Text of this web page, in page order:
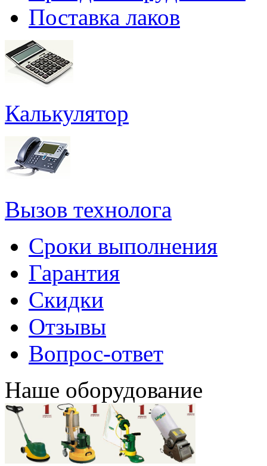
Поставка лаков
Калькулятор
Вызов технолога
Сроки выполнения
Гарантия
Скидки
Отзывы
Вопрос-ответ
Наше оборудование